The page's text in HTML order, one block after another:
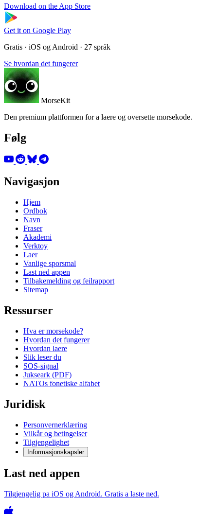
Download on the App Store
Get it on Google Play
Gratis · iOS og Android · 27 språk
Se hvordan det fungerer
MorseKit
Den premium plattformen for a laere og oversette morsekode.
Følg
Navigasjon
Hjem
Ordbok
Navn
Fraser
Akademi
Verktoy
Laer
Vanlige sporsmal
Last ned appen
Tilbakemelding og feilrapport
Sitemap
Ressurser
Hva er morsekode?
Hvordan det fungerer
Hvordan laere
Slik leser du
SOS-signal
Jukseark (PDF)
NATOs fonetiske alfabet
Juridisk
Personvernerklæring
Vilkår og betingelser
Tilgjengelighet
Informasjonskapsler
Last ned appen
Tilgjengelig pa iOS og Android. Gratis a laste ned.